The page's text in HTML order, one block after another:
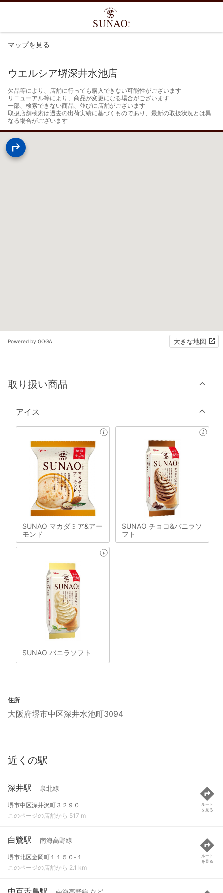
マップを見る
ウエルシア堺深井水池店
欠品等により、店舗に行っても購入できない可能性がございます
リニューアル等により、商品が変更になる場合がございます
一部、検索できない商品、並びに店舗がございます
取扱店舗検索は過去の出荷実績に基づくものであり、最新の取扱状況とは異
なる場合がございます
Powered by GOGA 大きな地図
取り扱い商品
アイス
SUNAO マカダミア&アー
モンド
SUNAO チョコ&バニラソ
フト
SUNAO バニラソフト
住所
大阪府堺市中区深井水池町3094
近くの駅
深井駅 泉北線
堺市中区深井沢町３２９０
このページの店舗から 517 m
ルート
を見る
白鷺駅 南海高野線
堺市北区金岡町１１５０-１
このページの店舗から 2.1 km
ルート
を見る
中百舌鳥駅